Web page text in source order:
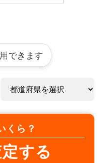
できます
くら？
する